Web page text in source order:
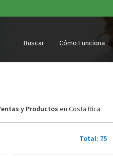
Buscar Cómo Funciona
y Productos en Costa Rica
Total: 75